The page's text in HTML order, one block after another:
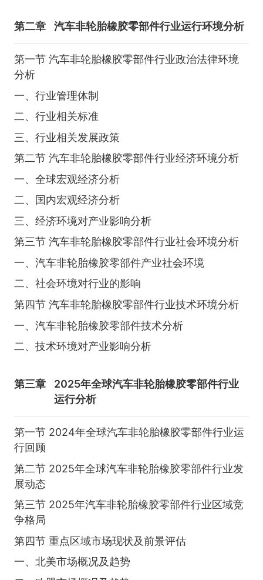
第二章 汽车非轮胎橡胶零部件行业运行环境分析
第一节 汽车非轮胎橡胶零部件行业政治法律环境
分析
一、行业管理体制
二、行业相关标准
三、行业相关发展政策
第二节 汽车非轮胎橡胶零部件行业经济环境分析
一、全球宏观经济分析
二、国内宏观经济分析
三、经济环境对产业影响分析
第三节 汽车非轮胎橡胶零部件行业社会环境分析
一、汽车非轮胎橡胶零部件产业社会环境
二、社会环境对行业的影响
第四节 汽车非轮胎橡胶零部件行业技术环境分析
一、汽车非轮胎橡胶零部件技术分析
二、技术环境对产业影响分析
第三章
2025年全球汽车非轮胎橡胶零部件行业
运行分析
第一节 2024年全球汽车非轮胎橡胶零部件行业运
行回顾
第二节 2025年全球汽车非轮胎橡胶零部件行业发
展动态
第三节 2025年汽车非轮胎橡胶零部件行业区域竞
争格局
第四节 重点区域市场现状及前景评估
一、北美市场概况及趋势